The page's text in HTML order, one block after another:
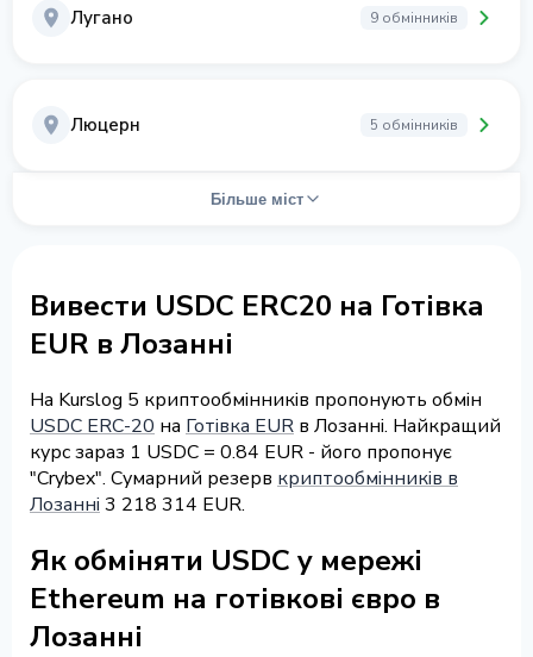
Лугано 9 обмінників
Люцерн 5 обмінників
Більше міст
Вивести USDC ERC20 на Готівка
EUR в Лозанні
На Kurslog 5 криптообмінників пропонують обмін
USDC ERC-20 на Готівка EUR в Лозанні. Найкращий
курс зараз 1 USDC = 0.84 EUR - його пропонує
"Crybex". Сумарний резерв криптообмінників в
Лозанні 3 218 314 EUR.
Як обміняти USDC у мережі
Ethereum на готівкові євро в
Лозанні